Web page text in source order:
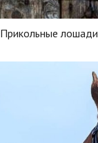
Прикольные лошади